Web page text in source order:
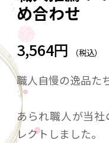
め合わせ
3,564円 （税込）
職人自慢の逸品た
あられ職人が当
レクトしました。